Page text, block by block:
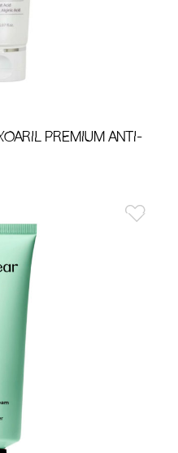
PREMIUM ANTI-